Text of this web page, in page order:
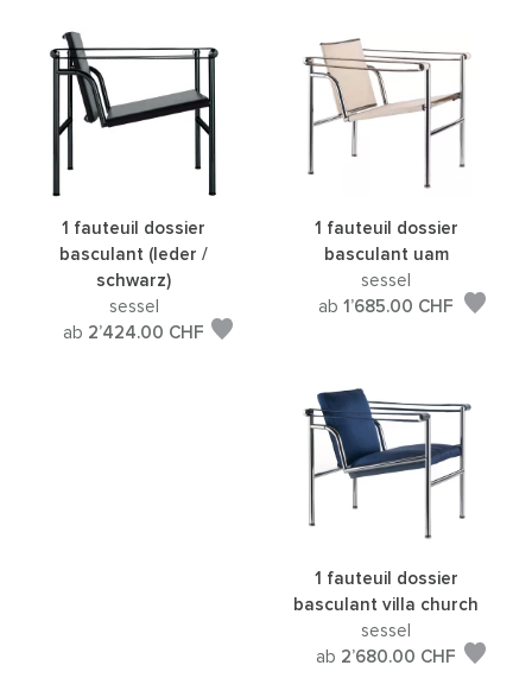
1 fauteuil dossier
basculant (leder /
schwarz)
sessel
ab 2’424.00 CHF
1 fauteuil dossier
basculant uam
sessel
ab1’685.00 CHF
1 fauteuil dossier
basculant villa church
sessel
ab 2’680.00 CHF